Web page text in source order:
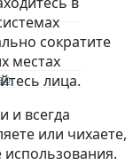
сократите
местах
лица.
и всегда
или чихаете,
использования.